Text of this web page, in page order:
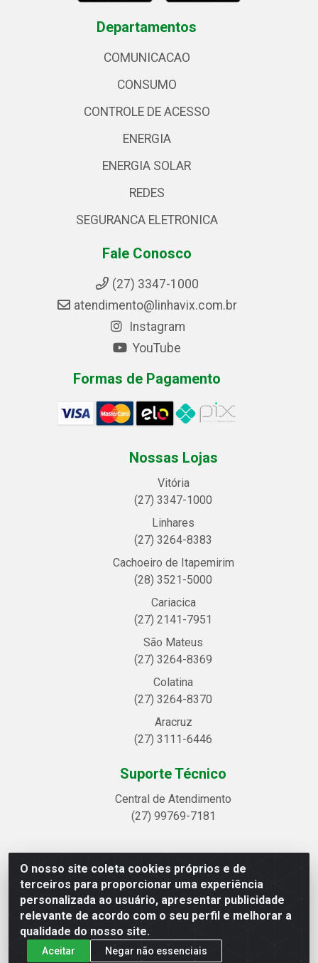
O nosso site coleta cookies próprios e de
terceiros para proporcionar uma experiência
personalizada ao usuário, apresentar publicidade
relevante de acordo com o seu perfil e melhorar a
qualidade do nosso site.
Aceitar Negar não essenciais
Departamentos
COMUNICACAO
CONSUMO
CONTROLE DE ACESSO
ENERGIA
ENERGIA SOLAR
REDES
SEGURANCA ELETRONICA
Fale Conosco
(27) 3347-1000
atendimento@linhavix.com.br
Instagram
YouTube
Formas de Pagamento
Nossas Lojas
Vitória
(27) 3347-1000
Linhares
(27) 3264-8383
Cachoeiro de Itapemirim
(28) 3521-5000
Cariacica
(27) 2141-7951
São Mateus
(27) 3264-8369
Colatina
(27) 3264-8370
Aracruz
(27) 3111-6446
Suporte Técnico
Central de Atendimento
(27) 99769-7181
Linhavix Distribuidora LTDA - Avenida Alegre, 2521 -
Quadra314 Lote 05 e 07 - Shell, Linhares/ES - CEP
29.901-605 - CNPJ 20.857.514/0001-75